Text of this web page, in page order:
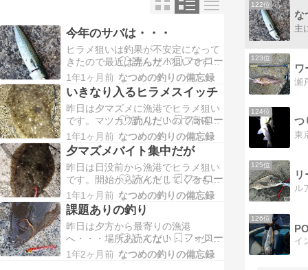
今年のサバは・・・
ヒラメ狙いは釣果が不安定になって
きたので最近は専らサバ狙いです。
例年に比べるとサイズは良いです。
いつもと違うのは釣れてから針を外
してまた釣れたところにキャストし
ても釣れない。例年なら同じところ
で3連チャンくらいはしていたの
に・・・。撒き餌とサビキを使用す
れば釣れる確率はかなりア…
1年1ヶ月前 なつめの釣りの備忘録
いきなり入るヒラメスイッチ
昨日は夕マズメに漁港でヒラメ狙い
です。マツカワ釣りたいので高確率
のガルプパルス4インチのダウンシ
ョットで攻めます。ショートバイト
はあるんですけどね・・・。たまに
ずっとコツコツコツコツコツってあ
たるんですが・・・ワームも損傷し
てないのでフグではなさそう。暗く
なってきて割と近くでH…
1年1ヶ月前 なつめの釣りの備忘録
夕マズメバイト集中だが
昨日は日没前から漁港でヒラメ狙い
です。開始からバイトしてくるも超
ショートバイト・・・。６連続バイ
ト乗せられず・・・。魚はいるんだ
けどな。小さいのか分かりません
が、とにかくがっつり食わない。暗
くなってからやっとガガガッとバイ
ト！乗った！遠くで掛かるとやっぱ
1年1ヶ月前 なつめの釣りの備忘録
課題ありの釣り
昨日は夕方から最寄りの漁港
へ・・・場所あいてない・・・少し
考えて移動！次の漁港も満員。とり
あえず準備してると場所がひとつ空
1年2ヶ月前 なつめの釣りの備忘録
122位
な
主
123位
ワ
124位
つ
125位
126位